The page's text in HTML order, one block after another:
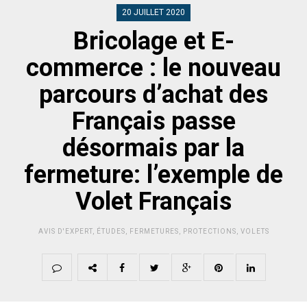
20 JUILLET 2020
Bricolage et E-
commerce : le nouveau
parcours d’achat des
Français passe
désormais par la
fermeture: l’exemple de
Volet Français
AVIS D'EXPERT, ÉTUDES FERMETURES PROTECTIONS VOLETS